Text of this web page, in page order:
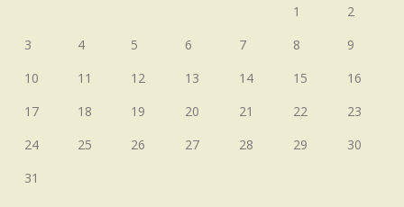
1
2
3
4 5 6 7 8
9
10
11 12 13 14 15
16
17
18 19 20 21 22
23
24
25 26 27 28 29
30
31